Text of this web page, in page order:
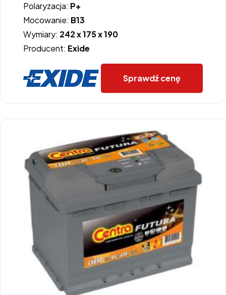
Polaryzacja: P+
Mocowanie: B13
Wymiary: 242 x 175 x 190
Producent: Exide
Sprawdź cenę